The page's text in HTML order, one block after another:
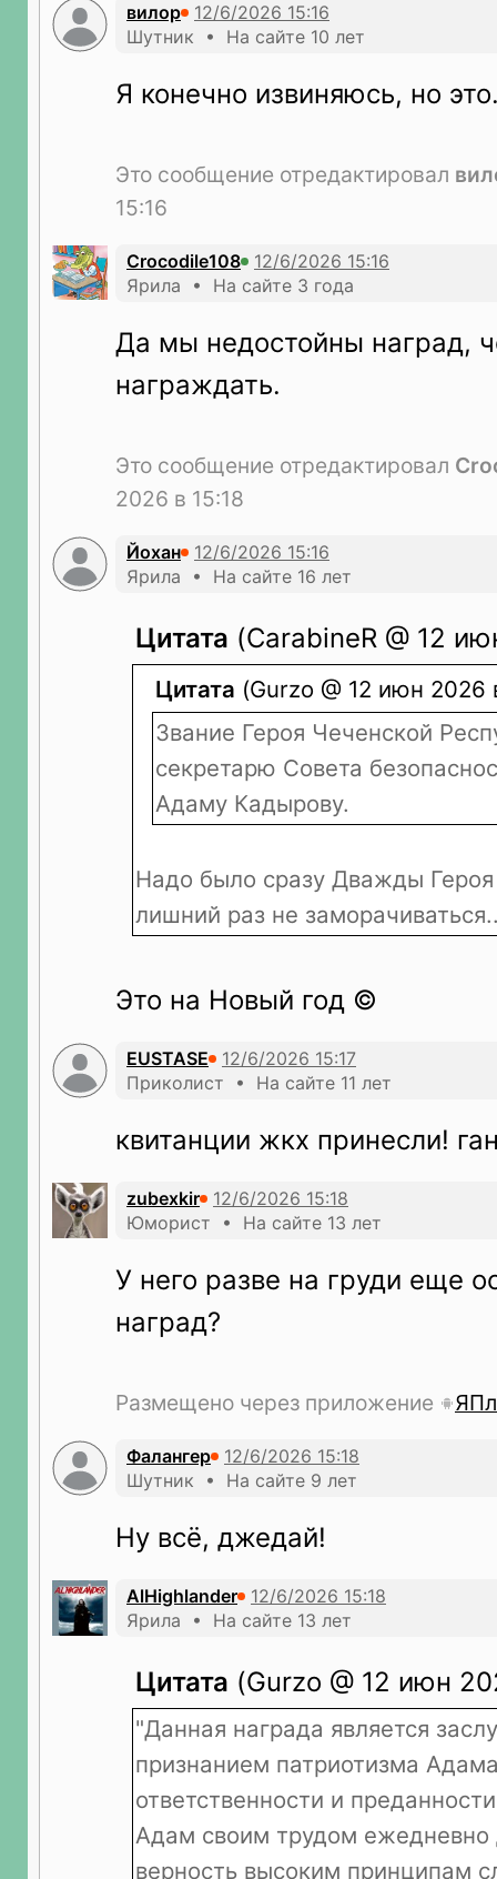
вилор
Шутник • На сайте 10 лет
Я конечно извиняюсь, но
Это сообщение отредактировал
15:16
Crocodile108
Ярила • На сайте 3 года
Да мы недостойны наград,
награждать.
Это сообщение отредактировал
2026 в 15:18
Йохан
Ярила • На сайте 16 лет
Цитата (CarabineR @ 12
Цитата (Gurzo @ 12 июн 2026
Звание Героя Чеченской
секретарю Совета
Адаму Кадырову.
Надо было сразу Дважды
лишний раз не
Это на Новый год ©
EUSTASE
Приколист • На сайте 11 лет
квитанции жкх принесли!
zubexkir
Юморист • На сайте 13 лет
У него разве на груди еще
наград?
Размещено через приложение
Фалангер
Шутник • На сайте 9 лет
Ну всё, джедай!
AlHighlander
Ярила • На сайте 13 лет
Цитата (Gurzo @ 12 июн
"Данная награда является
признанием патриотизма
ответственности и
Адам своим трудом ежедневно
верность высоким принципам